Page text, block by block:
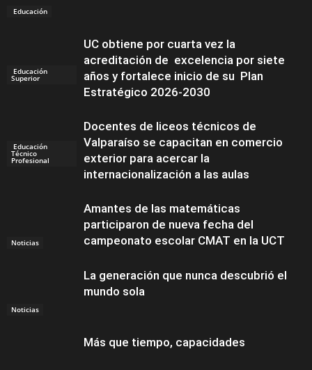
Educación
Educación
Superior
UC obtiene por cuarta vez la
acreditación de excelencia por siete
años y fortalece inicio de su Plan
Estratégico 2026-2030
Educación
Técnico
Profesional
Docentes de liceos técnicos de
Valparaíso se capacitan en comercio
exterior para acercar la
internacionalización a las aulas
Noticias
Amantes de las matemáticas
participaron de nueva fecha del
campeonato escolar CMAT en la UCT
Noticias
La generación que nunca descubrió el
mundo sola
Más que tiempo, capacidades